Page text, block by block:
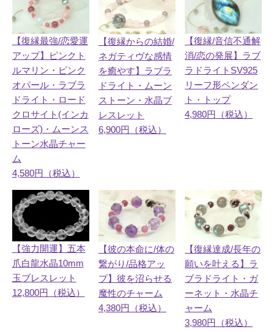
【復縁最強/恋愛運
アップ】ピンクト
ルマリン・ピンク
オパール・ラブラ
ドライト・ロード
クロサイト(インカ
ローズ)・ムーンス
トーン水晶チャー
ム
4,580円（税込）
【復縁からの結婚/
ネガティヴな感情
を癒やす】ラブラ
ドライト・ムーン
ストーン・水晶ブ
レスレット
6,900円（税込）
【復縁/音信不通解
消/恋の発展】ラブ
ラドライトSV925
リーフ形ペンダン
ト・トップ
4,980円（税込）
【強力開運】五本
爪白龍水晶10mm
玉ブレスレット
12,800円（税込）
【彼の本命に/体の
繋がり/品格アッ
プ】彼を沼らせる
魔性のチャーム
4,380円（税込）
【復縁達成/長年の
願いを叶える】ラ
ブラドライト・ガ
ーネット・水晶チ
ャーム
3,980円（税込）